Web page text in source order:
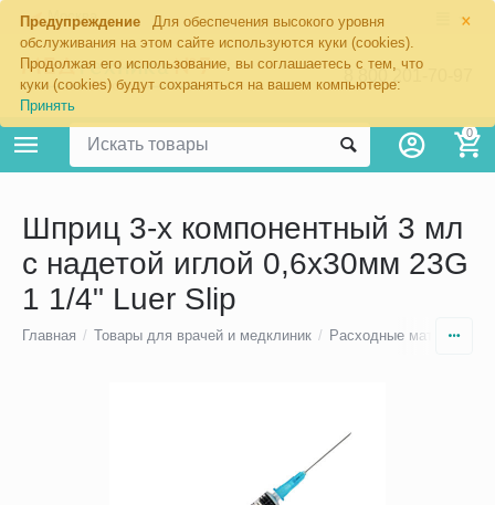
×
Предупреждение
Для обеспечения высокого уровня
обслуживания на этом сайте используются куки (cookies).
Продолжая его использование, вы соглашаетесь с тем, что
куки (cookies) будут сохраняться на вашем компьютере:
Принять
Москва
8 800 201-70-97
0
Шприц 3-х компонентный 3 мл
с надетой иглой 0,6х30мм 23G
1 1/4" Luer Slip
Главная / Товары для врачей и медклиник / Расходные материалы